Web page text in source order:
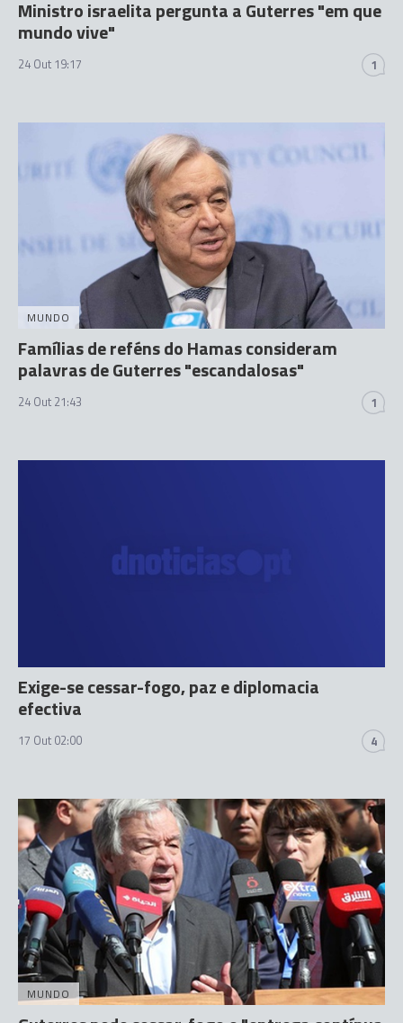
Ministro israelita pergunta a Guterres "em que
mundo vive"
24 Out 19:17 1
MUNDO
Famílias de reféns do Hamas consideram
palavras de Guterres "escandalosas"
24 Out 21:43 1
Exige-se cessar-fogo, paz e diplomacia
efectiva
17 Out 02:00 4
MUNDO